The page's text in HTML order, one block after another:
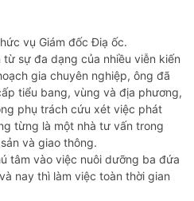
vụ Giám đốc Điạ ốc.
sự đa dạng của nhiều viễn kiến
gia chuyên nghiệp, ông đã
tiểu bang, vùng và địa phương,
phụ trách cứu xét việc phát
từng là một nhà tư vấn trong
và giao thông.
tâm vào việc nuôi dưỡng ba đứa
nay thì làm việc toàn thời gian